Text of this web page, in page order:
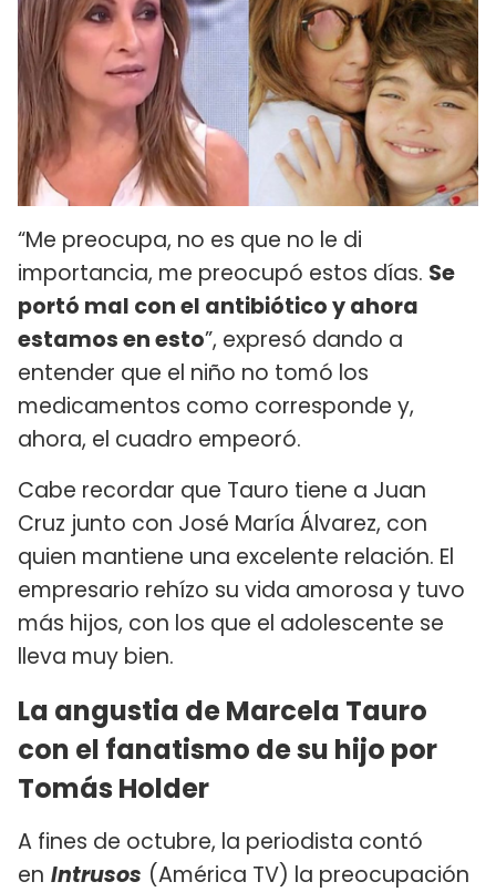
“Me preocupa, no es que no le di
importancia, me preocupó estos días. Se
portó mal con el antibiótico y ahora
estamos en esto”, expresó dando a
entender que el niño no tomó los
medicamentos como corresponde y,
ahora, el cuadro empeoró.
Cabe recordar que Tauro tiene a Juan
Cruz junto con José María Álvarez, con
quien mantiene una excelente relación. El
empresario rehízo su vida amorosa y tuvo
más hijos, con los que el adolescente se
lleva muy bien.
La angustia de Marcela Tauro
con el fanatismo de su hijo por
Tomás Holder
A fines de octubre, la periodista contó
en Intrusos (América TV) la preocupación